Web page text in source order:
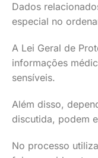
Dados
especial no
A Lei Geral de
informações
sensíveis.
Além disso,
discutida, podem
No processo